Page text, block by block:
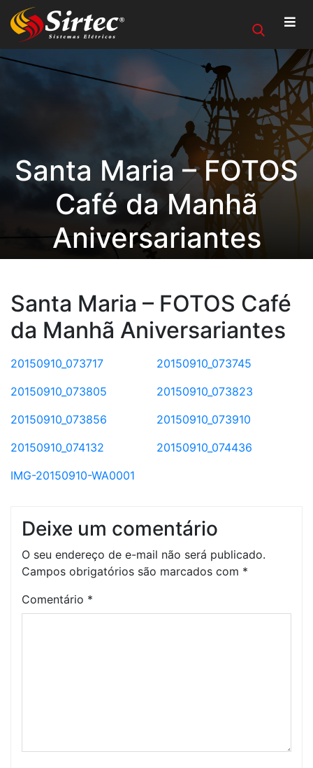
Santa Maria – FOTOS
Café da Manhã
Aniversariantes
Santa Maria – FOTOS Café
da Manhã Aniversariantes
20150910_073717
20150910_073745
20150910_073805
20150910_073823
20150910_073856
20150910_073910
20150910_074132
20150910_074436
IMG-20150910-WA0001
Deixe um comentário
O seu endereço de e-mail não será publicado.
Campos obrigatórios são marcados com *
Comentário *